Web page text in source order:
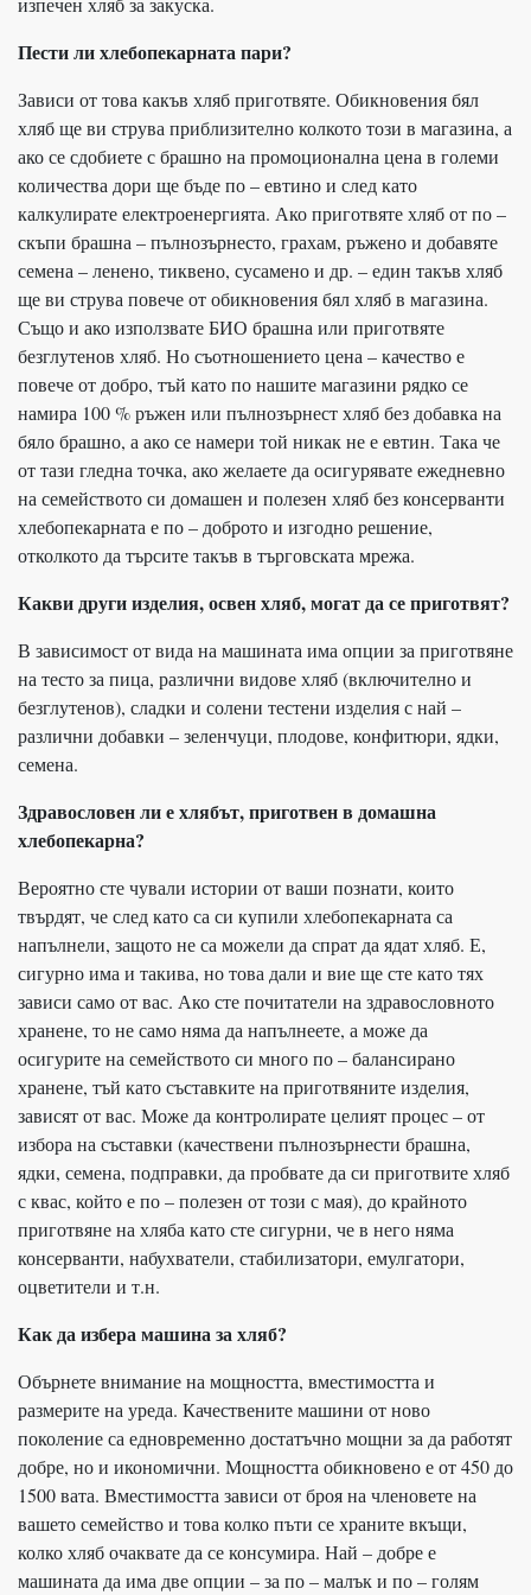
Пести ли хлебопекарната пари?
Зависи от това какъв хляб приготвяте. Обикновения бял
хляб ще ви струва приблизително колкото този в магазина, а
ако се сдобиете с брашно на промоционална цена в големи
количества дори ще бъде по – евтино и след като
калкулирате електроенергията. Ако приготвяте хляб от по –
скъпи брашна – пълнозърнесто, грахам, ръжено и добавяте
семена – ленено, тиквено, сусамено и др. – един такъв хляб
ще ви струва повече от обикновения бял хляб в магазина.
Също и ако използвате БИО брашна или приготвяте
безглутенов хляб. Но съотношението цена – качество е
повече от добро, тъй като по нашите магазини рядко се
намира 100 % ръжен или пълнозърнест хляб без добавка на
бяло брашно, а ако се намери той никак не е евтин. Така че
от тази гледна точка, ако желаете да осигурявате ежедневно
на семейството си домашен и полезен хляб без консерванти
хлебопекарната е по – доброто и изгодно решение,
отколкото да търсите такъв в търговската мрежа.
Какви други изделия, освен хляб, могат да се приготвят?
В зависимост от вида на машината има опции за приготвяне
на тесто за пица, различни видове хляб (включително и
безглутенов), сладки и солени тестени изделия с най –
различни добавки – зеленчуци, плодове, конфитюри, ядки,
семена.
Здравословен ли е хлябът, приготвен в домашна
хлебопекарна?
Вероятно сте чували истории от ваши познати, които
твърдят, че след като са си купили хлебопекарната са
напълнели, защото не са можели да спрат да ядат хляб. Е,
сигурно има и такива, но това дали и вие ще сте като тях
зависи само от вас. Ако сте почитатели на здравословното
хранене, то не само няма да напълнеете, а може да
осигурите на семейството си много по – балансирано
хранене, тъй като съставките на приготвяните изделия,
зависят от вас. Може да контролирате целият процес – от
избора на съставки (качествени пълнозърнести брашна,
ядки, семена, подправки, да пробвате да си приготвите хляб
с квас, който е по – полезен от този с мая), до крайното
приготвяне на хляба като сте сигурни, че в него няма
консерванти, набухватели, стабилизатори, емулгатори,
оцветители и т.н.
Как да избера машина за хляб?
Обърнете внимание на мощността, вместимостта и
размерите на уреда. Качествените машини от ново
поколение са едновременно достатъчно мощни за да работят
добре, но и икономични. Мощността обикновено е от 450 до
1500 вата. Вместимостта зависи от броя на членовете на
вашето семейство и това колко пъти се храните вкъщи,
колко хляб очаквате да се консумира. Най – добре е
машината да има две опции – за по – малък и по – голям